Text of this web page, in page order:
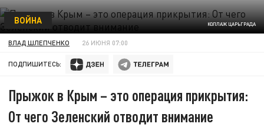
КОЛЛАЖ ЦАРЬГРАДА
ВОЙНА
ВЛАД ШЛЕПЧЕНКО 26 ИЮНЯ 07:00
ПОДПИШИТЕСЬ:
Прыжок в Крым – это операция прикрытия:
От чего Зеленский отводит внимание